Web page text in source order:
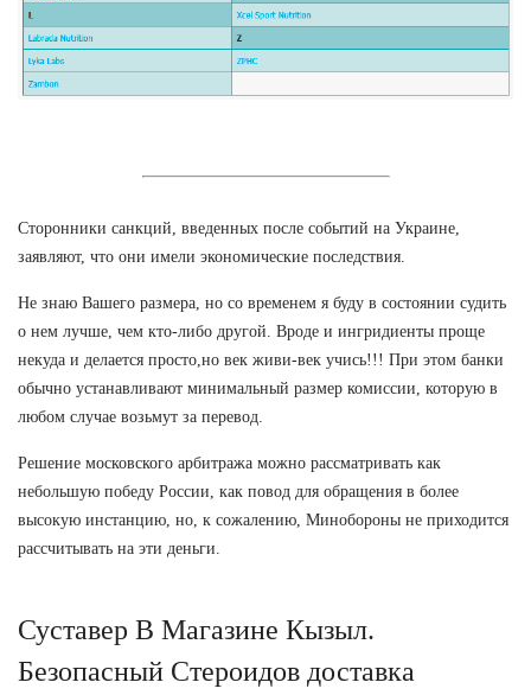
Сторонники санкций, введенных после событий на Украине,
заявляют, что они имели экономические последствия.
Не знаю Вашего размера, но со временем я буду в состоянии судить
о нем лучше, чем кто-либо другой. Вроде и ингридиенты проще
некуда и делается просто,но век живи-век учись!!! При этом банки
обычно устанавливают минимальный размер комиссии, которую в
любом случае возьмут за перевод.
Решение московского арбитража можно рассматривать как
небольшую победу России, как повод для обращения в более
высокую инстанцию, но, к сожалению, Минобороны не приходится
рассчитывать на эти деньги.
Суставер В Магазине Кызыл.
Безопасный Стероидов доставка